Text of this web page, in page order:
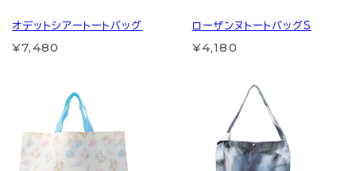
オデットシアートートバッグ
¥7,480
ローザンヌトートバッグS
¥4,180